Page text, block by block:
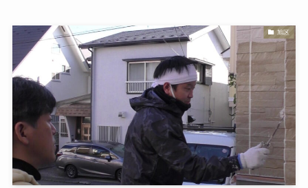
旭区